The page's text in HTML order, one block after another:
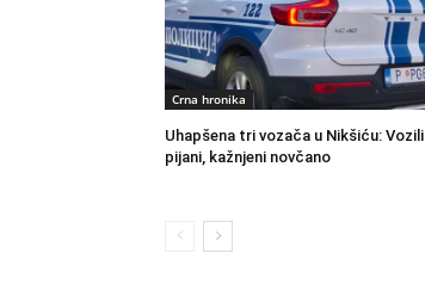
Crna hronika
Uhapšena tri vozača u Nikšiću: Vozili
pijani, kažnjeni novčano